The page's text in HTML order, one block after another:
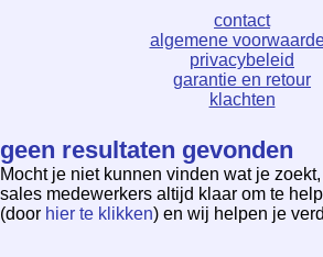
contact
algemene
privacybeleid
garantie en retour
klachten
geen resultaten gevonden
Mocht je niet kunnen vinden wat je
sales medewerkers altijd klaar om te
(door hier te klikken) en wij helpen je